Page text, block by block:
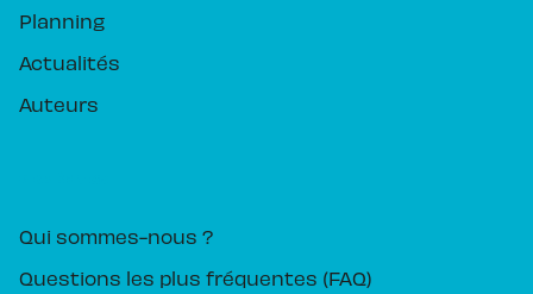
Planning
Actualités
Auteurs
Qui sommes-nous ?
Questions les plus fréquentes (FAQ)